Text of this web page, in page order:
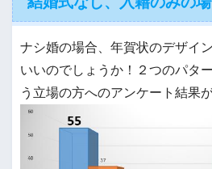
ナシ婚の場合、年賀状のデザイ
いいのでしょうか！２つのパタ
う立場の方へのアンケート結果